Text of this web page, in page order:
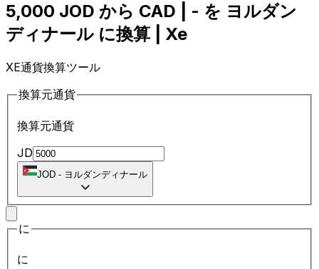
5,000 JOD から CAD | - を ヨルダン
ディナール に換算 | Xe
XE通貨換算ツール
換算元通貨
換算元通貨
JD
JOD - ヨルダンディナール
に
に